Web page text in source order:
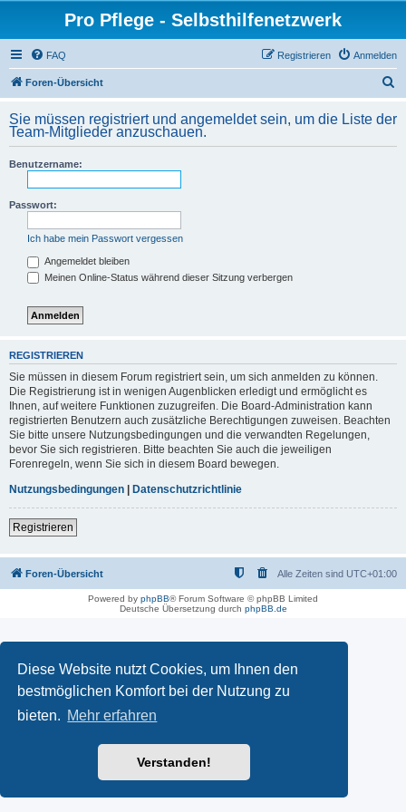
Diese Website nutzt Cookies, um Ihnen den
bestmöglichen Komfort bei der Nutzung zu
bieten. Mehr erfahren
Verstanden!
Pro Pflege - Selbsthilfenetzwerk
FAQ Anmelden
Registrieren
Foren-Übersicht
h
Sie müssen registriert und angemeldet sein, um die Liste der
Team-Mitglieder anzuschauen.
Benutzername:
Passwort:
Ich habe mein Passwort vergessen
Angemeldet bleiben
Meinen Online-Status während dieser Sitzung verbergen
REGISTRIEREN
Sie müssen in diesem Forum registriert sein, um sich anmelden zu können.
Die Registrierung ist in wenigen Augenblicken erledigt und ermöglicht es
Ihnen, auf weitere Funktionen zuzugreifen. Die Board-Administration kann
registrierten Benutzern auch zusätzliche Berechtigungen zuweisen. Beachten
Sie bitte unsere Nutzungsbedingungen und die verwandten Regelungen,
bevor Sie sich registrieren. Bitte beachten Sie auch die jeweiligen
Forenregeln, wenn Sie sich in diesem Board bewegen.
Nutzungsbedingungen | Datenschutzrichtlinie
Registrieren
Foren-Übersicht Alle Zeiten sind UTC+01:00
Powered by phpBB® Forum Software © phpBB Limited
Deutsche Übersetzung durch phpBB.de